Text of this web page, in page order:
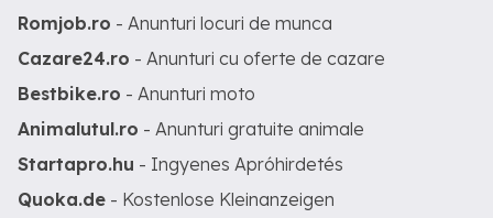
Romjob.ro - Anunturi locuri de munca
Cazare24.ro - Anunturi cu oferte de cazare
Bestbike.ro - Anunturi moto
Animalutul.ro - Anunturi gratuite animale
Startapro.hu - Ingyenes Apróhirdetés
Quoka.de - Kostenlose Kleinanzeigen